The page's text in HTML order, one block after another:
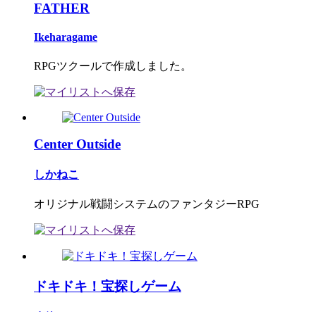
FATHER
Ikeharagame
RPGツクールで作成しました。
Center Outside
しかねこ
オリジナル戦闘システムのファンタジーRPG
ドキドキ！宝探しゲーム